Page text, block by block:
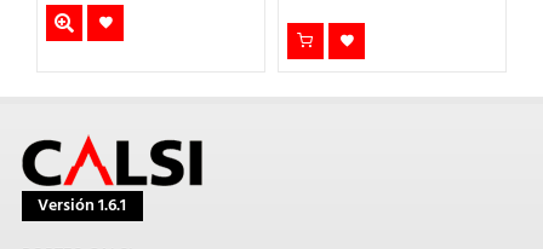
Versión 1.6.1